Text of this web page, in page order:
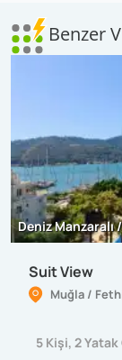
Benzer
Deniz Manzaralı
Suit View
Muğla /
5 Kişi, 2Yatak